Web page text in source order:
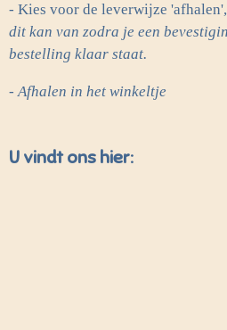
- Kies voor de leverwijze 'afhalen',
dit kan van zodra je een
bestelling klaar staat.
- Afhalen in het winkeltje
U vindt ons hier: